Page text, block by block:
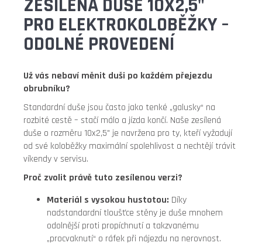
ZESÍLENÁ DUŠE 10X2,5"
PRO ELEKTROKOLOBĚŽKY –
ODOLNÉ PROVEDENÍ
Už vás nebaví měnit duši po každém přejezdu
obrubníku?
Standardní duše jsou často jako tenké „galusky“ na
rozbité cestě – stačí málo a jízda končí. Naše zesílená
duše o rozměru 10x2,5" je navržena pro ty, kteří vyžadují
od své koloběžky maximální spolehlivost a nechtějí trávit
víkendy v servisu.
Proč zvolit právě tuto zesílenou verzi?
Materiál s vysokou hustotou: Díky
nadstandardní tloušťce stěny je duše mnohem
odolnější proti propíchnutí a takzvanému
„procvaknutí“ o ráfek při nájezdu na nerovnost.